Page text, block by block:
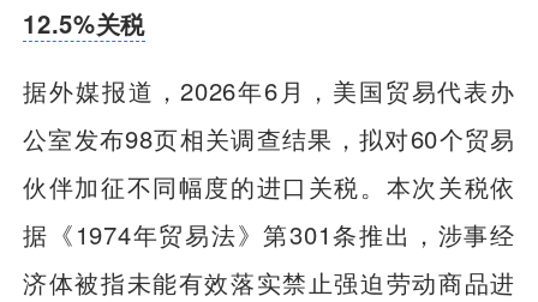
12.5%关税
据外媒报道，2026年6月，美国贸易代表办
公室发布98页相关调查结果，拟对60个贸易
伙伴加征不同幅度的进口关税。本次关税依
据《1974年贸易法》第301条推出，涉事经
济体被指未能有效落实禁止强迫劳动商品进